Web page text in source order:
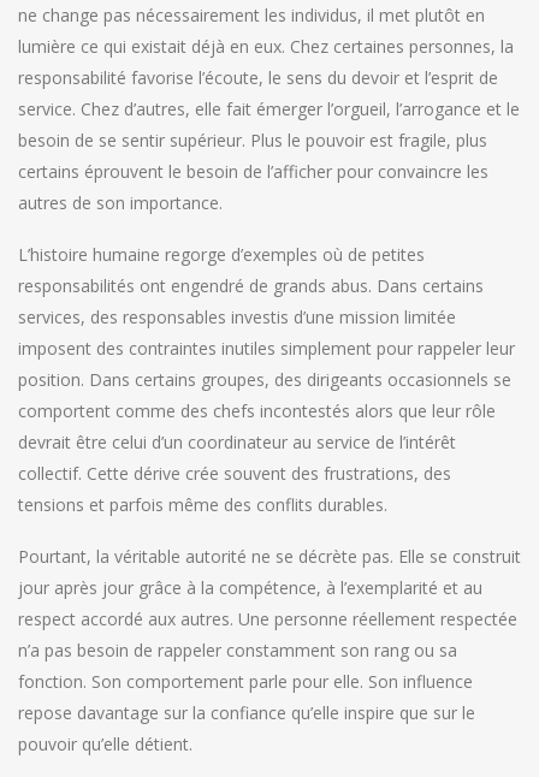
ne change pas nécessairement les individus, il met plutôt en
lumière ce qui existait déjà en eux. Chez certaines personnes, la
responsabilité favorise l’écoute, le sens du devoir et l’esprit de
service. Chez d’autres, elle fait émerger l’orgueil, l’arrogance et le
besoin de se sentir supérieur. Plus le pouvoir est fragile, plus
certains éprouvent le besoin de l’afficher pour convaincre les
autres de son importance.
L’histoire humaine regorge d’exemples où de petites
responsabilités ont engendré de grands abus. Dans certains
services, des responsables investis d’une mission limitée
imposent des contraintes inutiles simplement pour rappeler leur
position. Dans certains groupes, des dirigeants occasionnels se
comportent comme des chefs incontestés alors que leur rôle
devrait être celui d’un coordinateur au service de l’intérêt
collectif. Cette dérive crée souvent des frustrations, des
tensions et parfois même des conflits durables.
Pourtant, la véritable autorité ne se décrète pas. Elle se construit
jour après jour grâce à la compétence, à l’exemplarité et au
respect accordé aux autres. Une personne réellement respectée
n’a pas besoin de rappeler constamment son rang ou sa
fonction. Son comportement parle pour elle. Son influence
repose davantage sur la confiance qu’elle inspire que sur le
pouvoir qu’elle détient.